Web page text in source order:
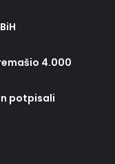
4.000
potpisali